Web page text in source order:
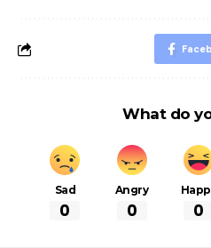
What do
Sad
0
Angry
0 0